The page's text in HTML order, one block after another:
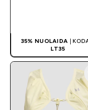
35% NUOLAIDA |
LT35